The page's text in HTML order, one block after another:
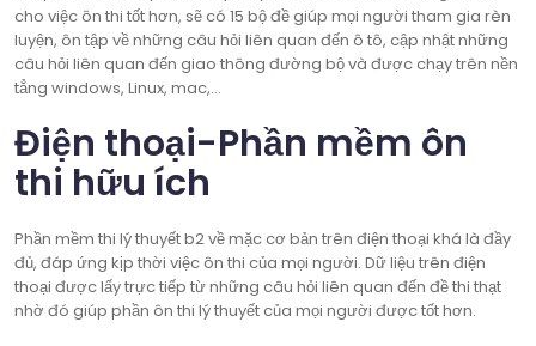
cho việc ôn thi tốt hơn, sẽ có 15 bộ đề giúp mọi người tham gia rèn
luyện, ôn tập về những câu hỏi liên quan đến ô tô, cập nhật những
câu hỏi liên quan đến giao thông đường bộ và được chạy trên nền
tẳng windows, Linux, mac,…
Điện thoại-Phần mềm ôn
thi hữu ích
Phần mềm thi lý thuyết b2 về mặc cơ bản trên điện thoại khá là đầy
đủ, đáp ứng kịp thời việc ôn thi của mọi người. Dữ liệu trên điện
thoại được lấy trực tiếp từ những câu hỏi liên quan đến đề thi thạt
nhờ đó giúp phần ôn thi lý thuyết của mọi người được tốt hơn.